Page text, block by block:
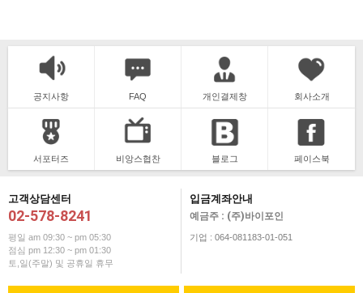
공지사항 FAQ 개인결제창 회사소개
서포터즈 비앙스협찬 블로그 페이스북
고객상담센터
02-578-8241
평일 am 09:30 ~ pm 05:30
점심 pm 12:30 ~ pm 01:30
토,일(주말) 및 공휴일 휴무
입금계좌안내
예금주 : (주)바이포인
기업 : 064-081183-01-051